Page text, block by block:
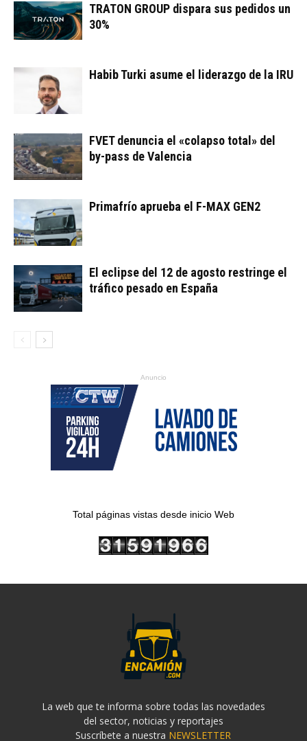
TRATON GROUP dispara sus pedidos un
30%
Habib Turki asume el liderazgo de la IRU
FVET denuncia el «colapso total» del
by-pass de Valencia
Primafrío aprueba el F-MAX GEN2
El eclipse del 12 de agosto restringe el
tráfico pesado en España
Anuncio
Total páginas vistas desde inicio Web
La web que te informa sobre todas las novedades
del sector, noticias y reportajes
Suscríbete a nuestra NEWSLETTER